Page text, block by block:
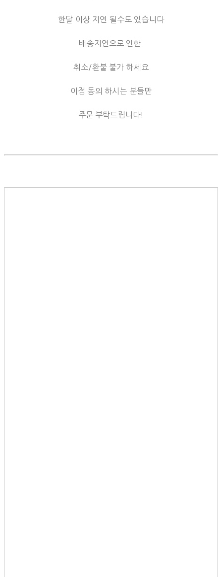
한달 이상 지연 될수도 있습니다
배송지연으로 인한
취소/환불 불가 하세요
이점 동의 하시는 분들만
주문 부탁드립니다!